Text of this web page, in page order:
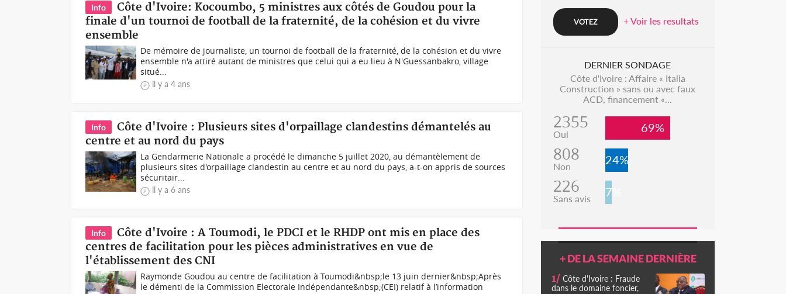
Info
Côte d'Ivoire: Kocoumbo, 5 ministres aux côtés de Goudou pour la
finale d'un tournoi de football de la fraternité, de la cohésion et du vivre
ensemble
De mémoire de journaliste, un tournoi de football de la fraternité, de la cohésion et du vivre
ensemble n'a attiré autant de ministres que celui qui a eu lieu à N'Guessanbakro, village
situé...
il y a 4 ans
Info
Côte d'Ivoire : Plusieurs sites d'orpaillage clandestins démantelés au
centre et au nord du pays
La Gendarmerie Nationale a procédé le dimanche 5 juillet 2020, au démantèlement de
plusieurs sites d'orpaillage clandestin au centre et au nord du pays, a-t-on appris de sources
sécuritair...
il y a 6 ans
Info
Côte d'Ivoire : A Toumodi, le PDCI et le RHDP ont mis en place des
centres de facilitation pour les pièces administratives en vue de
l'établissement des CNI
Raymonde Goudou au centre de facilitation à Toumodi&nbsp;le 13 juin dernier&nbsp;Après
le démenti de la Commission Electorale Indépendante&nbsp;(CEI) relatif à l’information
+ Voir les resultats
DERNIER SONDAGE
Côte d'Ivoire : Affaire « Italia
Construction » sans ou avec faux
ACD, financement «...
2355
Oui 69%
808
Non 24%
226
Sans avis 7%
+ DE LA SEMAINE DERNIÈRE
1/ Côte d'Ivoire : Fraude
dans le domaine foncier,